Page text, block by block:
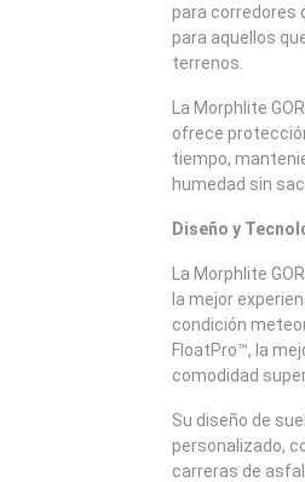
para corredores
para aquellos
terrenos.
La Morphlite
ofrece
tiempo,
humedad sin
Diseño y
La Morphlite
la mejor
condición
FloatPro™, la
comodidad
Su diseño de
personalizado,
carreras de